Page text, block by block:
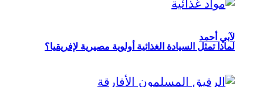
لآبي أحمد
لماذا تمثل السيادة الغذائية أولوية مصيرية لإفريقيا؟